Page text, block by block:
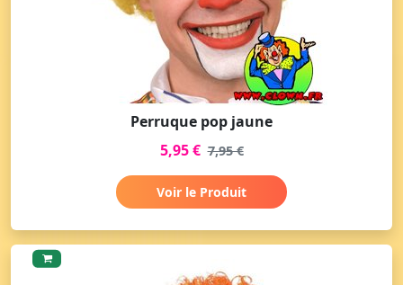
Perruque pop jaune
5,95 € 7,95 €
Voir le Produit